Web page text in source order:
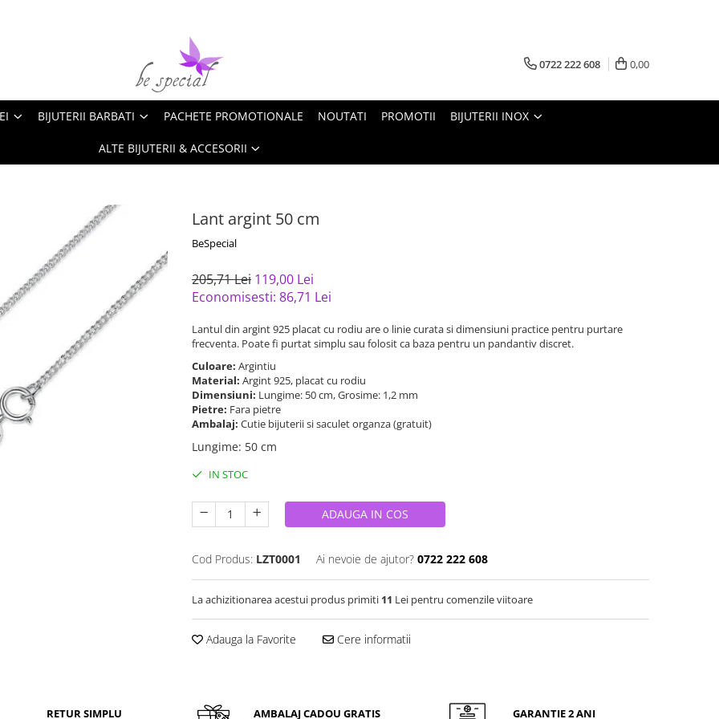
0722 222 608 0,00
BIJUTERII BARBATI PACHETE PROMOTIONALE NOUTATI PROMOTII BIJUTERII INOX
ALTE BIJUTERII & ACCESORII
Lant argint 50 cm
BeSpecial
205,71 Lei 119,00 Lei
Economisesti: 86,71 Lei
Lantul din argint 925 placat cu rodiu are o linie curata si dimensiuni practice pentru purtare
frecventa. Poate fi purtat simplu sau folosit ca baza pentru un pandantiv discret.
Culoare: Argintiu
Material: Argint 925, placat cu rodiu
Dimensiuni: Lungime: 50 cm, Grosime: 1,2 mm
Pietre: Fara pietre
Ambalaj: Cutie bijuterii si saculet organza (gratuit)
Lungime: 50 cm
IN STOC
ADAUGA IN COS
Cod Produs: LZT0001 Ai nevoie de ajutor? 0722 222 608
La achizitionarea acestui produs primiti 11 Lei pentru comenzile viitoare
Adauga la Favorite Cere informatii
RETUR SIMPLU AMBALAJ CADOU GRATIS GARANTIE 2 ANI